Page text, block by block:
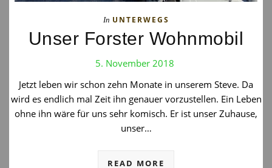
In UNTERWEGS
Unser Forster Wohnmobil
5. November 2018
Jetzt leben wir schon zehn Monate in unserem Steve. Da
wird es endlich mal Zeit ihn genauer vorzustellen. Ein Leben
ohne ihn wäre für uns sehr komisch. Er ist unser Zuhause,
unser…
READ MORE